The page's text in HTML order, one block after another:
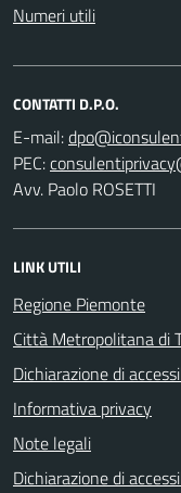
Numeri utili
CONTATTI D.P.O.
E-mail:
PEC:
Avv. Paolo ROSETTI
LINK UTILI
Regione Piemonte
Città Metropolitana di
Dichiarazione di
Informativa privacy
Note legali
Dichiarazione di